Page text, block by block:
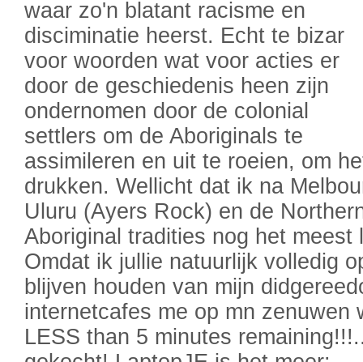
waar zo'n blatant racisme en
disciminatie heerst. Echt te bizar
voor woorden wat voor acties er
door de geschiedenis heen zijn
ondernomen door de colonial
settlers om de Aboriginals te
assimileren en uit te roeien, om
drukken. Wellicht dat ik na
Uluru (Ayers Rock) en de
Aboriginal tradities nog het meest
Omdat ik jullie natuurlijk volledig
blijven houden van mijn
internetcafes me op mn zenuwen
LESS than 5 minutes